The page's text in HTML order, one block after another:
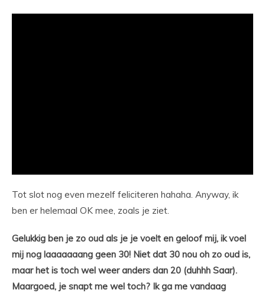
Tot slot nog even mezelf feliciteren hahaha. Anyway, ik
ben er helemaal OK mee, zoals je ziet.
Gelukkig ben je zo oud als je je voelt en geloof mij, ik voel
mij nog laaaaaaang geen 30! Niet dat 30 nou oh zo oud is,
maar het is toch wel weer anders dan 20 (duhhh Saar).
Maargoed, je snapt me wel toch? Ik ga me vandaag